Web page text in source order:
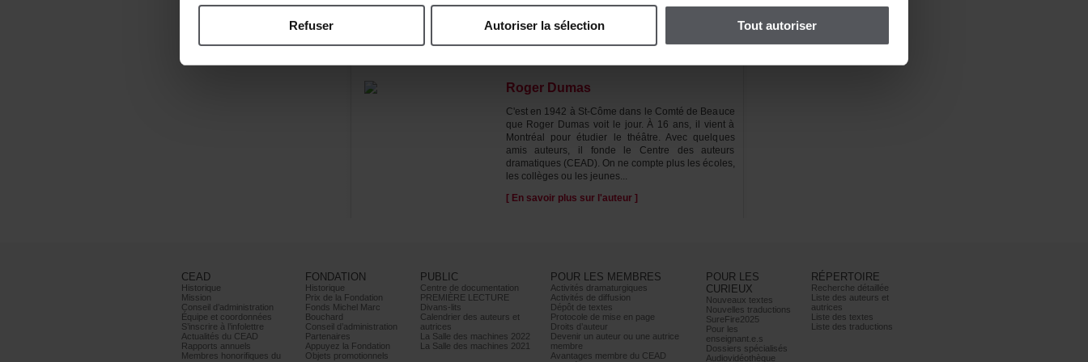
Refuser Autoriserlasélection Toutautoriser
ÀPROPOSDE(S)L'AUTEUR(S)
RogerDumas
C'esten1942àSt-CômedansleComtédeBeauce
queRogerDumasvoitlejour.À16ans,ilvientà
Montréalpourétudierlethéâtre.Avecquelques
amisauteurs,ilfondeleCentredesauteurs
dramatiques(CEAD).Onnecomptepluslesécoles,
lescollègesoulesjeunes...
[Ensavoirplussurl'auteur]
CEAD
Historique
Mission
Conseild’administration
Équipeetcoordonnées
S’inscrireàl’infolettre
ActualitésduCEAD
Rapportsannuels
Membreshonorifiquesdu
FONDATION
Historique
PrixdelaFondation
FondsMichelMarc
Bouchard
Conseild’administration
Partenaires
AppuyezlaFondation
Objetspromotionnels
PUBLIC
Centrededocumentation
PREMIÈRELECTURE
Divans-lits
Calendrierdesauteurset
autrices
LaSalledesmachines2022
LaSalledesmachines2021
POURLESMEMBRES
Activitésdramaturgiques
Activitésdediffusion
Dépôtdetextes
Protocoledemiseenpage
Droitsd’auteur
Devenirunauteurouuneautrice
membre
AvantagesmembreduCEAD
POURLES
CURIEUX
Nouveauxtextes
Nouvellestraductions
SureFire2025
Pourles
enseignant.e.s
Dossiersspécialisés
Audiovidéothèque
RÉPERTOIRE
Recherchedétaillée
Listedesauteurset
autrices
Listedestextes
Listedestraductions